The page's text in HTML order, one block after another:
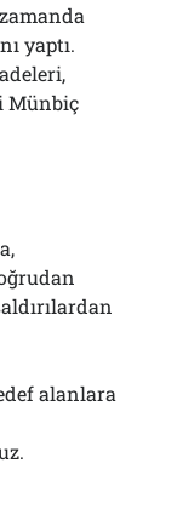
yaptı.
Münbiç
alanlara